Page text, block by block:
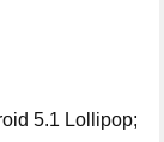
5.1 Lollipop;